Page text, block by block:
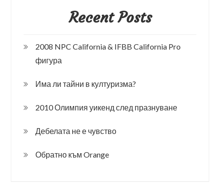
Recent Posts
2008 NPC California & IFBB California Pro
фигура
Има ли тайни в културизма?
2010 Олимпия уикенд след празнуване
Дебелата не е чувство
Обратно към Orange